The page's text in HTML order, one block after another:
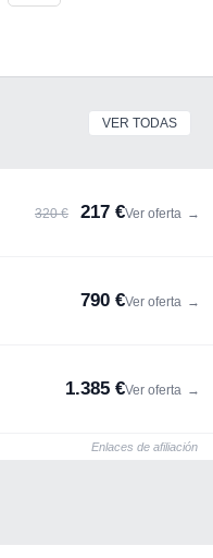
VER TODAS
320 € 217 €Ver oferta →
790 €Ver oferta →
1.385 €Ver oferta →
Enlaces de afiliación